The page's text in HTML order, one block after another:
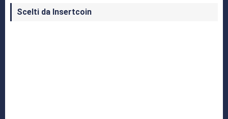
Scelti da Insertcoin